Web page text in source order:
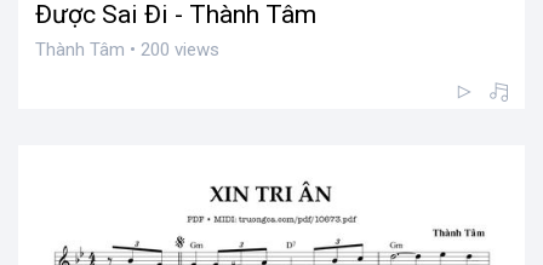
Được Sai Đi - Thành Tâm
Thành Tâm • 200 views